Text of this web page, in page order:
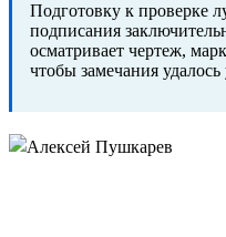
Подготовку к проверке
подписания
осматривает чертеж,
чтобы замечания